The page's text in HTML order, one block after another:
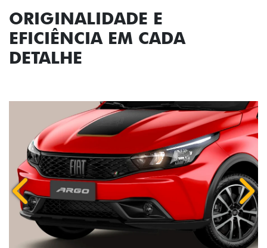
ORIGINALIDADE E
EFICIÊNCIA EM CADA
DETALHE
Anterior